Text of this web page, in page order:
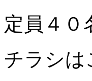
定員４０
チラシ